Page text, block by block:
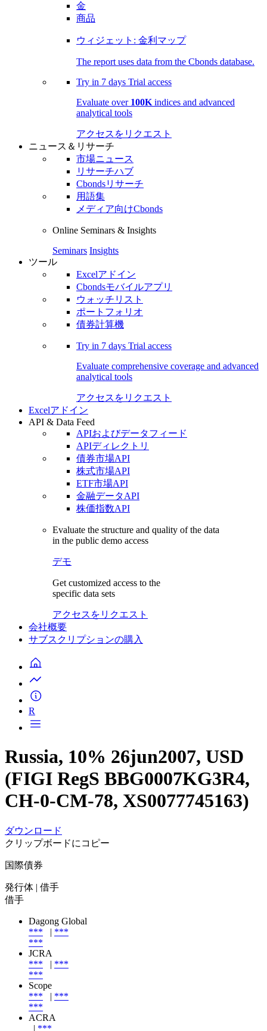
金
商品
ウィジェット: 金利マップ
The report uses data from the Cbonds database.
Try in 7 days Trial access
Evaluate over 100K indices and advanced
analytical tools
アクセスをリクエスト
ニュース＆リサーチ
市場ニュース
リサーチハブ
Cbondsリサーチ
用語集
メディア向けCbonds
Online Seminars & Insights
Seminars Insights
ツール
Excelアドイン
Cbondsモバイルアプリ
ウォッチリスト
ポートフォリオ
債券計算機
Try in 7 days Trial access
Evaluate comprehensive coverage and advanced
analytical tools
アクセスをリクエスト
Excelアドイン
API & Data Feed
APIおよびデータフィード
APIディレクトリ
債券市場API
株式市場API
ETF市場API
金融データAPI
株価指数API
Evaluate the structure and quality of the data
in the public demo access
デモ
Get customized access to the
specific data sets
アクセスをリクエスト
会社概要
サブスクリプションの購入
R
Russia, 10% 26jun2007, USD
(FIGI RegS BBG0007KG3R4,
CH-0-CM-78, XS0077745163)
ダウンロード
クリップボードにコピー
国際債券
発行体 | 借手
借手
Dagong Global
***
| ***
***
JCRA
***
| ***
***
Scope
***
| ***
***
ACRA
| ***